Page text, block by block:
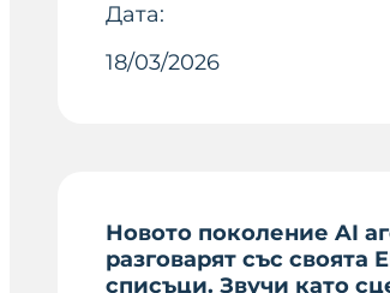
Дата:
18/03/2026
Новото поколение AI
разговарят със
списъци. Звучи като